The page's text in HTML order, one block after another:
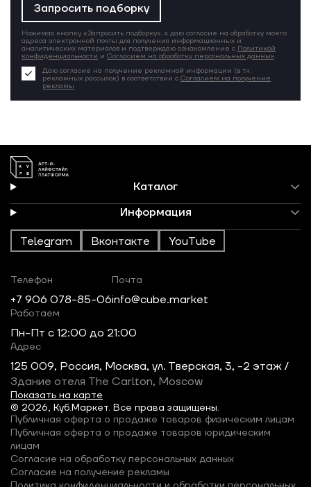
Запросить подборку
Нажимая кнопку «Запросить подборку», я даю согласие на обработку моего
адреса электронной почты для получения информационных и
аналитических материалов и подтверждаю ознакомление с Политикой
конфиденциальности и Согласием на обработку персональных данных.
Даю согласие на получение рекламной информации (в т.ч.
рекламных рассылок) в соответствии с Согласием на получение
рекламы
Каталог
Информация
Telegram Вконтакте YouTube
© 2026, Куб.Маркет. Все права защищены.
Телефон
+7 906 078-85-06
Почта
info@cube.market
Работаем
Пн-Пт c 12:00 до 21:00
Адрес
125 009, Россия, Москва, ул. Тверская, 3, -2 этаж /
Здание отеля The Carlton, Moscow
Показать на карте
Публичная оферта о продаже товаров физическим лицам
Публичная оферта о продаже товаров юридическим
лицам
Согласие на обработку персональных данных
Согласие на получение рекламы